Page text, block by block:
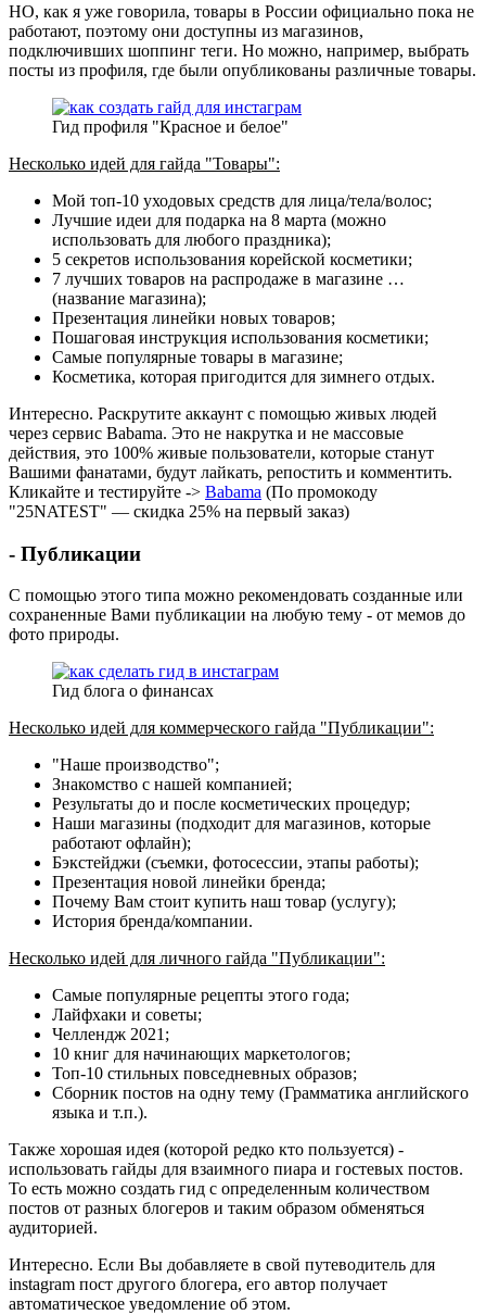
НО, как я уже говорила, товары в России официально пока не
работают, поэтому они доступны из магазинов,
подключивших шоппинг теги. Но можно, например, выбрать
посты из профиля, где были опубликованы различные товары.
Гид профиля "Красное и белое"
Несколько идей для гайда "Товары":
Мой топ-10 уходовых средств для лица/тела/волос;
Лучшие идеи для подарка на 8 марта (можно
использовать для любого праздника);
5 секретов использования корейской косметики;
7 лучших товаров на распродаже в магазине …
(название магазина);
Презентация линейки новых товаров;
Пошаговая инструкция использования косметики;
Самые популярные товары в магазине;
Косметика, которая пригодится для зимнего отдых.
Интересно. Раскрутите аккаунт с помощью живых людей
через сервис Babama. Это не накрутка и не массовые
действия, это 100% живые пользователи, которые станут
Вашими фанатами, будут лайкать, репостить и комментить.
Кликайте и тестируйте -> Babama (По промокоду
"25NATEST" — скидка 25% на первый заказ)
- Публикации
С помощью этого типа можно рекомендовать созданные или
сохраненные Вами публикации на любую тему - от мемов до
фото природы.
Гид блога о финансах
Несколько идей для коммерческого гайда "Публикации":
"Наше производство";
Знакомство с нашей компанией;
Результаты до и после косметических процедур;
Наши магазины (подходит для магазинов, которые
работают офлайн);
Бэкстейджи (съемки, фотосессии, этапы работы);
Презентация новой линейки бренда;
Почему Вам стоит купить наш товар (услугу);
История бренда/компании.
Несколько идей для личного гайда "Публикации":
Самые популярные рецепты этого года;
Лайфхаки и советы;
Челлендж 2021;
10 книг для начинающих маркетологов;
Топ-10 стильных повседневных образов;
Сборник постов на одну тему (Грамматика английского
языка и т.п.).
Также хорошая идея (которой редко кто пользуется) -
использовать гайды для взаимного пиара и гостевых постов.
То есть можно создать гид с определенным количеством
постов от разных блогеров и таким образом обменяться
аудиторией.
Интересно. Если Вы добавляете в свой путеводитель для
instagram пост другого блогера, его автор получает
автоматическое уведомление об этом.